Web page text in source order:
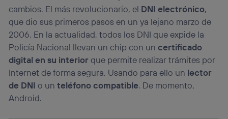
cambios. El más revolucionario, el DNI electrónico,
que dio sus primeros pasos en un ya lejano marzo de
2006. En la actualidad, todos los DNI que expide la
Policía Nacional llevan un chip con uncertificado
digital en su interiorque permite realizar trámites por
Internet de forma segura. Usando para ello un lector
de DNI o unteléfono compatible. De momento,
Android.